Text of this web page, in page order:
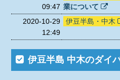
09:47 業について
2020-10-29
12:49
伊豆半島・中木
伊豆半島 中木のダイ